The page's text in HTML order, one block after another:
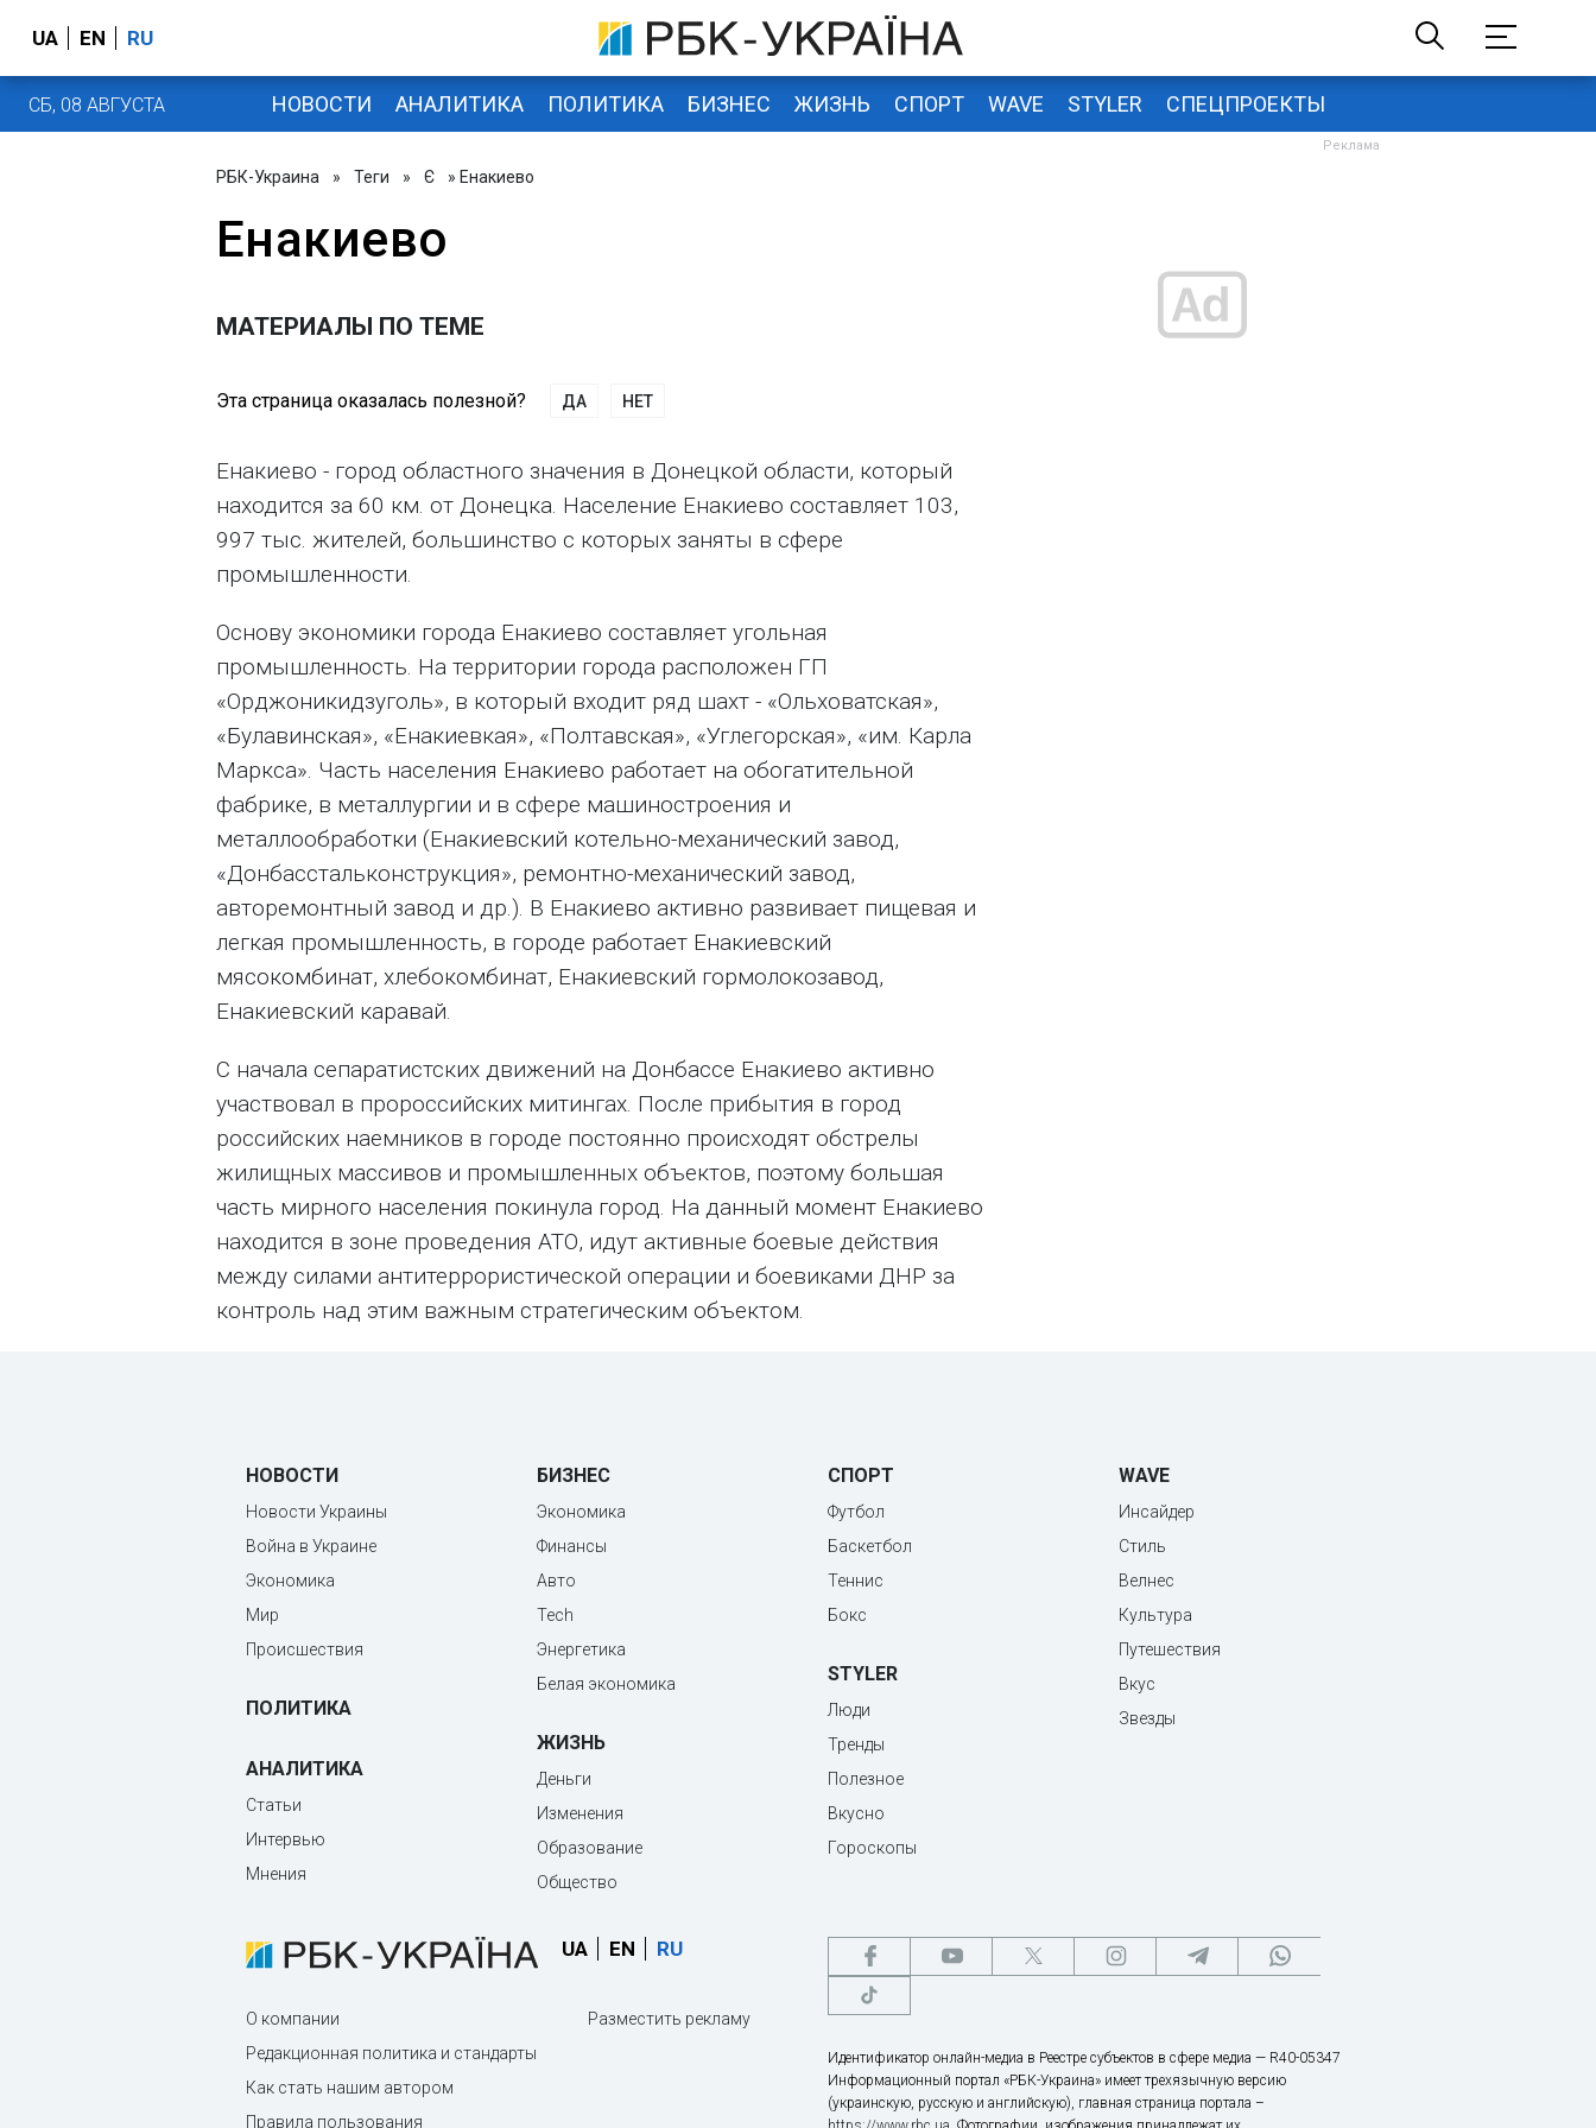
UA EN RU
СБ, 08 АВГУСТА НОВОСТИ АНАЛИТИКА ПОЛИТИКА БИЗНЕС ЖИЗНЬ СПОРТ WAVE STYLER СПЕЦПРОЕКТЫ
РБК-Украина » Теги » Є » Енакиево
Енакиево
МАТЕРИАЛЫ ПО ТЕМЕ
Эта страница оказалась полезной? ДА НЕТ
Енакиево - город областного значения в Донецкой области, который
находится за 60 км. от Донецка. Население Енакиево составляет 103,
997 тыс. жителей, большинство с которых заняты в сфере
промышленности.
Основу экономики города Енакиево составляет угольная
промышленность. На территории города расположен ГП
«Орджоникидзуголь», в который входит ряд шахт - «Ольховатская»,
«Булавинская», «Енакиевкая», «Полтавская», «Углегорская», «им. Карла
Маркса». Часть населения Енакиево работает на обогатительной
фабрике, в металлургии и в сфере машиностроения и
металлообработки (Енакиевский котельно-механический завод,
«Донбасстальконструкция», ремонтно-механический завод,
авторемонтный завод и др.). В Енакиево активно развивает пищевая и
легкая промышленность, в городе работает Енакиевский
мясокомбинат, хлебокомбинат, Енакиевский гормолокозавод,
Енакиевский каравай.
С начала сепаратистских движений на Донбассе Енакиево активно
участвовал в пророссийских митингах. После прибытия в город
российских наемников в городе постоянно происходят обстрелы
жилищных массивов и промышленных объектов, поэтому большая
часть мирного населения покинула город. На данный момент Енакиево
находится в зоне проведения АТО, идут активные боевые действия
между силами антитеррористической операции и боевиками ДНР за
контроль над этим важным стратегическим объектом.
НОВОСТИ
Новости Украины
Война в Украине
Экономика
Мир
Происшествия
ПОЛИТИКА
АНАЛИТИКА
Статьи
Интервью
Мнения
БИЗНЕС
Экономика
Финансы
Авто
Tech
Энергетика
Белая экономика
ЖИЗНЬ
Деньги
Изменения
Образование
Общество
СПОРТ
Футбол
Баскетбол
Теннис
Бокс
STYLER
Люди
Тренды
Полезное
Вкусно
Гороскопы
WAVE
Инсайдер
Стиль
Велнес
Культура
Путешествия
Вкус
Звезды
UA EN RU
О компании
Редакционная политика и стандарты
Как стать нашим автором
Правила пользования
Разместить рекламу
Идентификатор онлайн-медиа в Реестре субъектов в сфере медиа — R40-05347
Информационный портал «РБК-Украина» имеет трехязычную версию
(украинскую, русскую и английскую), главная страница портала –